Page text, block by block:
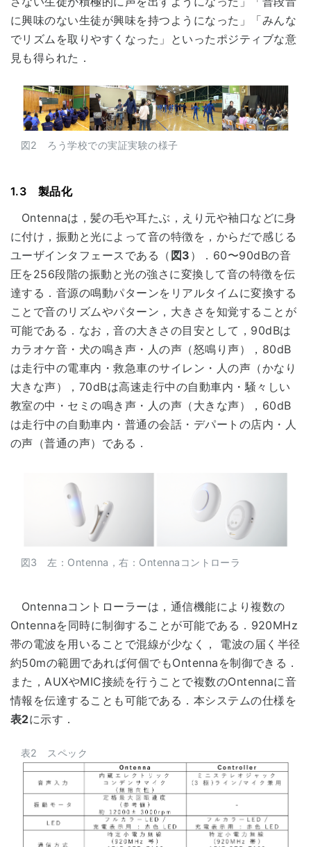
に興味のない生徒が興味を持つようになった」「みんな
でリズムを取りやすくなった」といったポジティブな意
見も得られた．
図2 ろう学校での実証実験の様子
1.3 製品化
Ontennaは，髪の毛や耳たぶ，えり元や袖口などに身
に付け，振動と光によって音の特徴を，からだで感じる
ユーザインタフェースである（ 図3 ）．60〜90dBの音
圧を256段階の振動と光の強さに変換して音の特徴を伝
達する．音源の鳴動パターンをリアルタイムに変換する
ことで音のリズムやパターン，大きさを知覚することが
可能である．なお，音の大きさの目安として，90dBは
カラオケ音・犬の鳴き声・人の声（怒鳴り声），80dB
は走行中の電車内・救急車のサイレン・人の声（かなり
大きな声），70dBは高速走行中の自動車内・騒々しい
教室の中・セミの鳴き声・人の声（大きな声），60dB
は走行中の自動車内・普通の会話・デパートの店内・人
の声（普通の声）である．
図3 左：Ontenna，右：Ontennaコントローラ
Ontennaコントローラーは，通信機能により複数の
Ontennaを同時に制御することが可能である．920MHz
帯の電波を用いることで混線が少なく， 電波の届く半径
約50mの範囲であれば何個でもOntennaを制御できる．
また，AUXやMIC接続を行うことで複数のOntennaに音
情報を伝達することも可能である．本システムの仕様を
表2に示す．
表2 スペック